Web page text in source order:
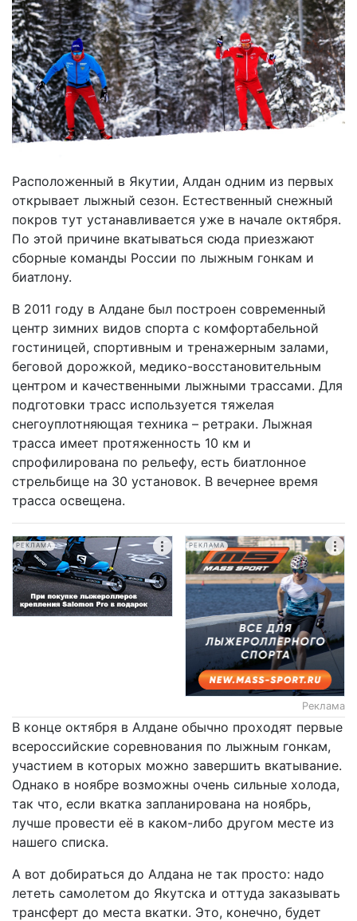
Расположенный в Якутии, Алдан одним из первых
открывает лыжный сезон. Естественный снежный
покров тут устанавливается уже в начале октября.
По этой причине вкатываться сюда приезжают
сборные команды России по лыжным гонкам и
биатлону.
В 2011 году в Алдане был построен современный
центр зимних видов спорта с комфортабельной
гостиницей, спортивным и тренажерным залами,
беговой дорожкой, медико-восстановительным
центром и качественными лыжными трассами. Для
подготовки трасс используется тяжелая
снегоуплотняющая техника – ретраки. Лыжная
трасса имеет протяженность 10 км и
спрофилирована по рельефу, есть биатлонное
стрельбище на 30 установок. В вечернее время
трасса освещена.
РЕКЛАМА РЕКЛАМА
Реклама
В конце октября в Алдане обычно проходят первые
всероссийские соревнования по лыжным гонкам,
участием в которых можно завершить вкатывание.
Однако в ноябре возможны очень сильные холода,
так что, если вкатка запланирована на ноябрь,
лучше провести её в каком-либо другом месте из
нашего списка.
А вот добираться до Алдана не так просто: надо
лететь самолетом до Якутска и оттуда заказывать
трансферт до места вкатки. Это, конечно, будет